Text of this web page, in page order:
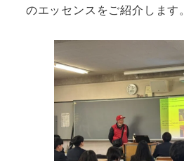
のエッセンスをご紹介します。